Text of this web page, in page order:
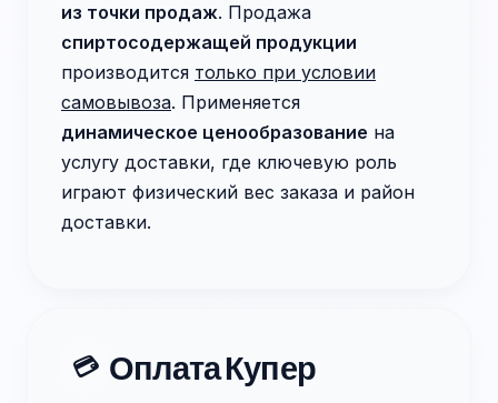
из точки продаж. Продажа
спиртосодержащей продукции
производится только при условии
самовывоза. Применяется
динамическое ценообразование на
услугу доставки, где ключевую роль
играют физический вес заказа и район
доставки.
💳 Оплата Купер